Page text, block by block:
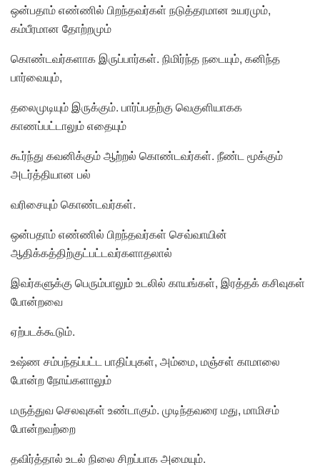
ஒன்பதாம் எண்ணில் பிறந்தவர்கள் நடுத்தரமான உயரமும்,
கம்பீரமான தோற்றமும்
கொண்டவர்களாக இருப்பார்கள். நிமிர்ந்த நடையும், கனிந்த
பார்வையும்,
தலைமுடியும் இருக்கும். பார்ப்பதற்கு வெகுளியாகக
காணப்பட்டாலும் எதையும்
கூர்ந்து கவனிக்கும் ஆற்றல் கொண்டவர்கள். நீண்ட மூக்கும்
அடர்த்தியான பல்
வரிசையும் கொண்டவர்கள்.
ஒன்பதாம் எண்ணில் பிறந்தவர்கள் செவ்வாயின்
ஆதிக்கத்திற்குட்பட்டவர்களாதலால்
இவர்களுக்கு பெரும்பாலும் உடலில் காயங்கள், இரத்தக் கசிவுகள்
போன்றவை
ஏற்படக்கூடும்.
உஷ்ண சம்பந்தப்பட்ட பாதிப்புகள், அம்மை, மஞ்சள் காமாலை
போன்ற நோய்களாலும்
மருத்துவ செலவுகள் உண்டாகும். முடிந்தவரை மது, மாமிசம்
போன்றவற்றை
தவிர்த்தால் உடல் நிலை சிறப்பாக அமையும்.